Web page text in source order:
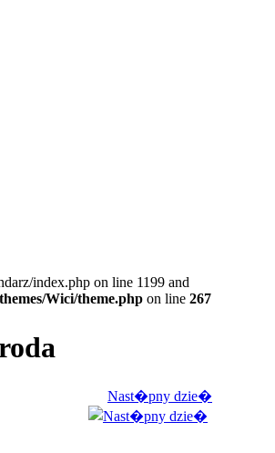
index.php on line 1199 and
Wici/theme.php on line 267
Nast�pny dzie�